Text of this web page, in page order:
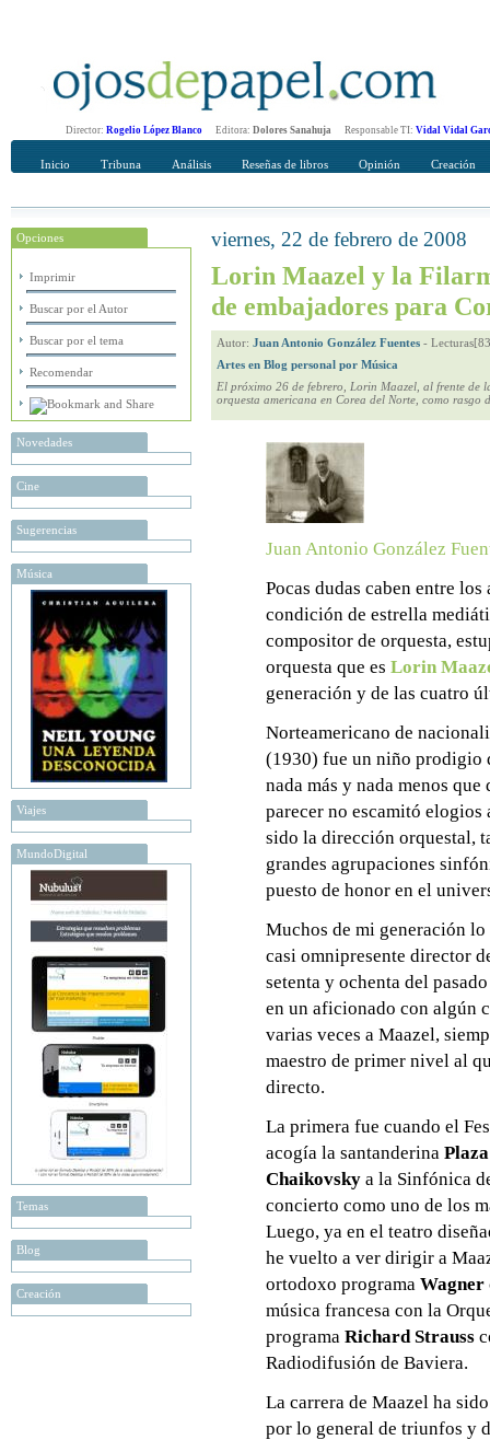
Director: Rogelio López Blanco Editora: Dolores Sanahuja Responsable TI: Vidal Vidal
Inicio Tribuna Análisis Reseñas de libros Opinión Creación
Opciones
Imprimir
Buscar por el Autor
Buscar por el tema
Recomendar
Novedades
Cine
Sugerencias
Música
Viajes
MundoDigital
Temas
Blog
Creación
Recomendar
viernes, 22 de febrero de 2008
Lorin Maazel y la
de embajadores para
Autor: Juan Antonio González Fuentes -
Artes en Blog personal por Música
El próximo 26 de febrero, Lorin Maazel, al frente de
orquesta americana en Corea del Norte, como rasgo
Juan Antonio González
Pocas dudas caben entre
condición de estrella
compositor de orquesta,
orquesta que es Lorin
generación y de las cuatro
Norteamericano de
(1930) fue un niño prodigio
nada más y nada menos
parecer no escamitó
sido la dirección orquestal,
grandes agrupaciones
puesto de honor en el
Muchos de mi generación
casi omnipresente director
setenta y ochenta del
en un aficionado con algún
varias veces a Maazel,
maestro de primer nivel al
directo.
La primera fue cuando el
acogía la santanderina
Chaikovsky a la Sinfónica
concierto como uno de los
Luego, ya en el teatro
he vuelto a ver dirigir a
ortodoxo programa Wagner
música francesa con la
programa Richard Strauss
Radiodifusión de Baviera.
La carrera de Maazel ha
por lo general de triunfos y